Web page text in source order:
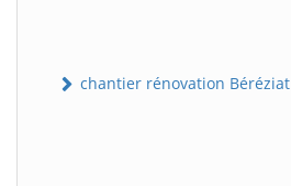
chantier rénovation Béréziat